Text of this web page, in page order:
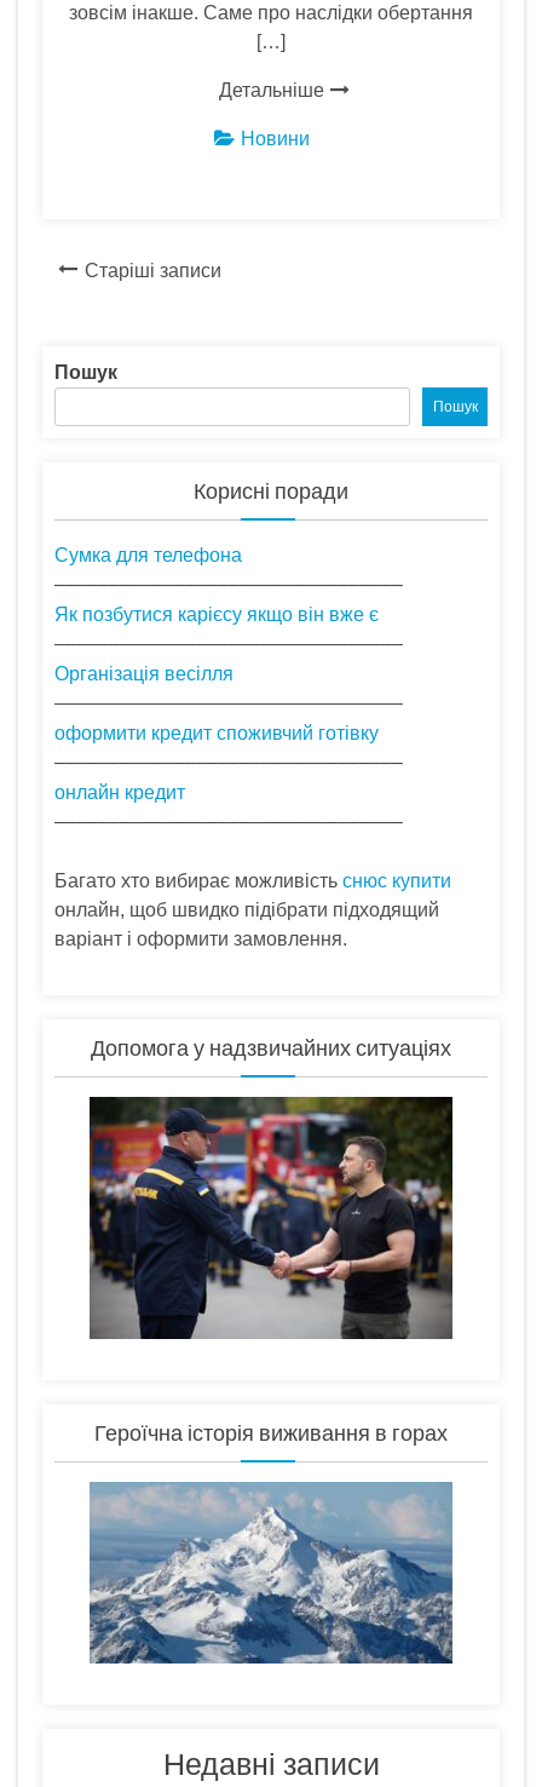
зовсім інакше. Саме про наслідки обертання
[…]
Детальніше
Новини
Навігація
Старіші записи
Пошук
Пошук
Корисні поради
Сумка для телефона
––––––––––––––––––––––––––––––––
Як позбутися карієсу якщо він вже є
––––––––––––––––––––––––––––––––
Організація весілля
––––––––––––––––––––––––––––––––
оформити кредит споживчий готівку
––––––––––––––––––––––––––––––––
онлайн кредит
––––––––––––––––––––––––––––––––
Багато хто вибирає можливість снюс купити
онлайн, щоб швидко підібрати підходящий
варіант і оформити замовлення.
Допомога у надзвичайних ситуаціях
Героїчна історія виживання в горах
Недавні записи